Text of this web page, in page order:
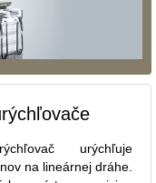
urýchľuje
na lineárnej dráhe.